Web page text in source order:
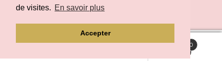
de visites. En savoir plus
Accepter
0